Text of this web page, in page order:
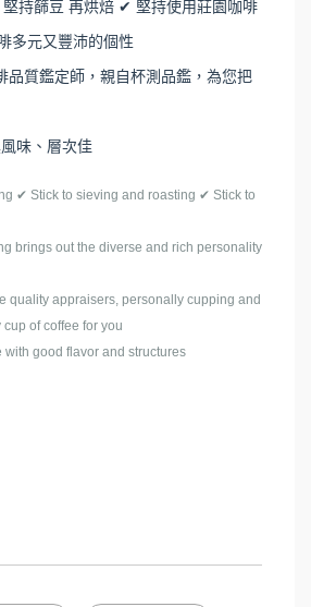
持篩豆 再烘焙 ✔ 堅持使用莊園咖啡
多元又豐沛的個性
品質鑑定師，親自杯測品鑑，為您把
味、層次佳
✔ Stick to sieving and roasting ✔ Stick to
brings out the diverse and rich personality
quality appraisers, personally cupping and
of coffee for you
good flavor and structures